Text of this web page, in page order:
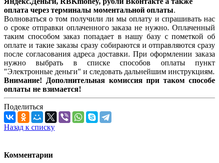
оплата через терминалы моментальной оплаты.
Волноваться о том получили ли мы оплату и спрашивать нас
о сроке отправки оплаченного заказа не нужно. Оплаченный
таким способом заказ попадает в нашу базу с пометкой об
оплате и такие заказы сразу собираются и отправляются сразу
после согласования адреса доставки. При оформлении заказа
нужно выбрать в списке способов оплаты пункт
"Электронные деньги" и следовать дальнейшим инструкциям.
Внимание! Дополнительная комиссия при таком способе
оплаты не взимается!
Поделиться
Назад к списку
Комментарии